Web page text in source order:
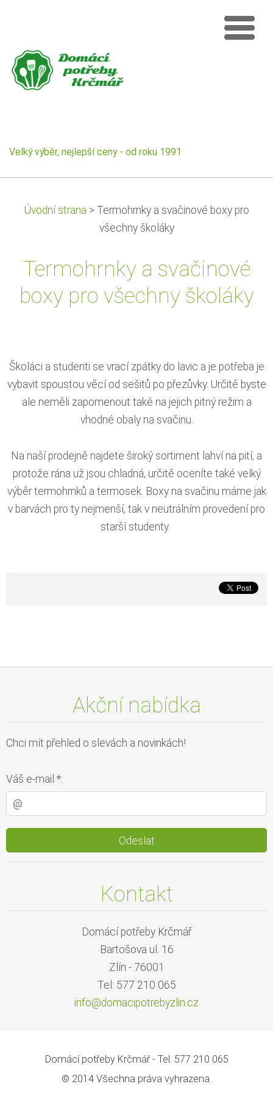
Velký výběr, nejlepší ceny - od roku 1991
Úvodní strana > Termohrnky a svačinové boxy pro
všechny školáky
Termohrnky a svačinové
boxy pro všechny školáky
Školáci a studenti se vrací zpátky do lavic a je potřeba je
vybavit spoustou věcí od sešitů po přezůvky. Určitě byste
ale neměli zapomenout také na jejich pitný režim a
vhodné obaly na svačinu.
Na naší prodejně najdete široký sortiment lahví na pití, a
protože rána už jsou chladná, určitě oceníte také velký
výběr termohrnků a termosek. Boxy na svačinu máme jak
v barvách pro ty nejmenší, tak v neutrálním provedení pro
starší studenty.
Akční nabídka
Chci mít přehled o slevách a novinkách!
Váš e-mail *:
Kontakt
Domácí potřeby Krčmář
Bartošova ul. 16
Zlín - 76001
Tel: 577 210 065
info@domacipotrebyzlin.cz
Domácí potřeby Krčmář - Tel: 577 210 065
© 2014 Všechna práva vyhrazena.